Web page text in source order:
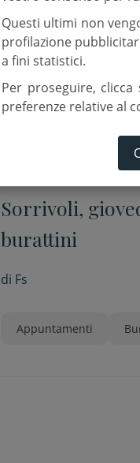
Sorrivoli,
burattini
di Fs
Appuntamenti
Questi ultimi non
profilazione
a fini statistici.
Per proseguire, clicca
preferenze relative al